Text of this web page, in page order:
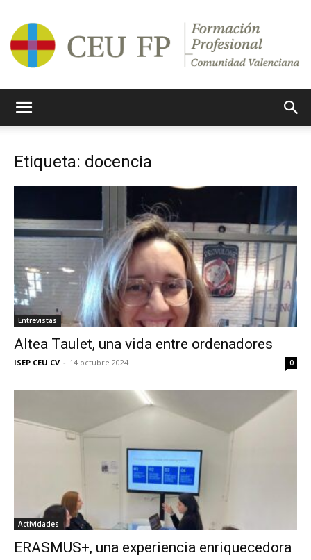
CEU
CV
Etiqueta: docencia
Entrevistas
Altea Taulet, una vida entre ordenadores
ISEP CEU CV - 14 octubre 2024 0
Actividades
ERASMUS+, una experiencia enriquecedora